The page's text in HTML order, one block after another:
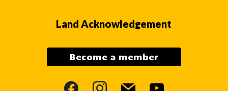
Land Acknowledgement
Become a member
facebookinstagram
mail youtube